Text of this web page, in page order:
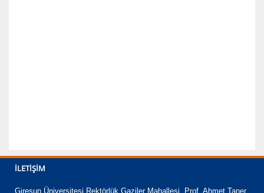
İLETIŞIM
Giresun Üniversitesi Rektörlük Gaziler Mahallesi, Prof. Ahmet Taner